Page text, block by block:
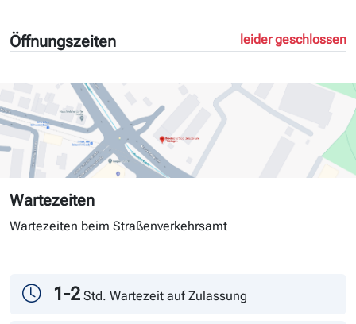
Öffnungszeiten leider geschlossen
Wartezeiten
Wartezeiten beim Straßenverkehrsamt
Andrang
1-2 Std. Wartezeit auf Zulassung